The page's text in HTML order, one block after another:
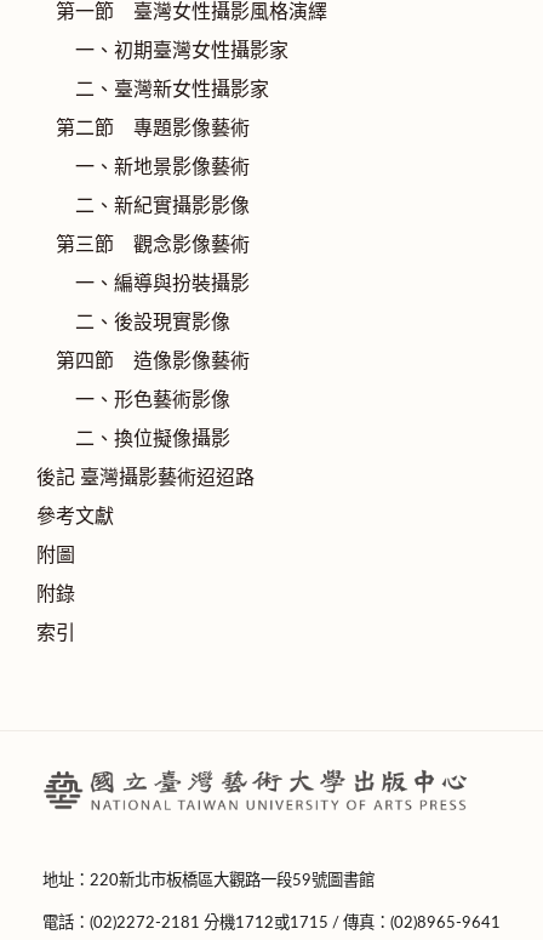
第一節 臺灣女性攝影風格演繹
一、初期臺灣女性攝影家
二、臺灣新女性攝影家
第二節 專題影像藝術
一、新地景影像藝術
二、新紀實攝影影像
第三節 觀念影像藝術
一、編導與扮裝攝影
二、後設現實影像
第四節 造像影像藝術
一、形色藝術影像
二、換位擬像攝影
後記 臺灣攝影藝術迢迢路
參考文獻
附圖
附錄
索引
地址：220新北市板橋區大觀路一段59號圖書館
電話：(02)2272-2181 分機1712或1715 / 傳真：(02)8965-9641